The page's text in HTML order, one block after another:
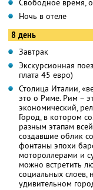
Свободное время,
Ночь в отеле
8 день
Завтрак
Экскурсионная
плата 45 евро)
Столица Италии,
это о Риме. Рим –
экономический,
Город, в котором
разным этапам
создавшие облик
фонтаны эпохи
мотороллерами и
можно встретить
социальных слоев,
удивительном